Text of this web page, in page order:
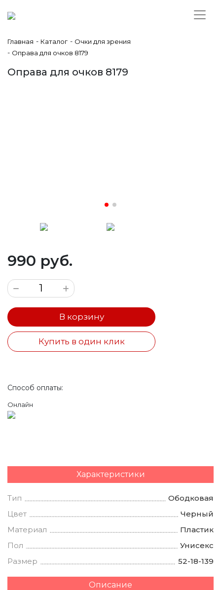
Главная - Каталог - Очки для зрения
- Оправа для очков 8179
Оправа для очков 8179
990 руб.
В корзину
Купить в один клик
Способ оплаты:
Онлайн
Характеристики
Тип
Ободковая
Цвет
Черный
Материал
Пластик
Пол
Унисекс
Размер
52-18-139
Описание